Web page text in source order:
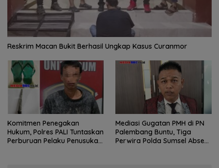
Reskrim Macan Bukit Berhasil Ungkap Kasus Curanmor
Komitmen Penegakan
Hukum, Polres PALI Tuntaskan
Perburuan Pelaku Penusukan
Mediasi Gugatan PMH di PN
Palembang Buntu, Tiga
Perwira Polda Sumsel Absen,